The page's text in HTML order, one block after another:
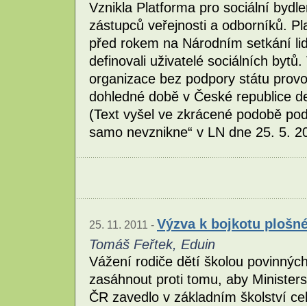
Vznikla Platforma pro sociální
zástupců veřejnosti a odborníků.
před rokem na Národním setkání
definovali uživatelé sociálních
organizace bez podpory státu
dohledné době v České republice
(Text vyšel ve zkrácené podobě
samo nevznikne“ v LN dne 25. 5.
25. 11. 2011 - Výzva k bojkotu
Tomáš Feřtek, Eduin
Vážení rodiče dětí školou
zasáhnout proti tomu, aby
ČR zavedlo v základním školství